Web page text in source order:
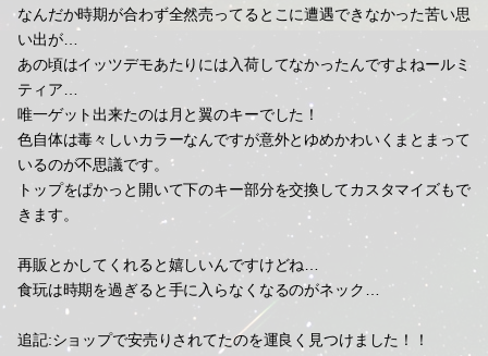
なんだか時期が合わず全然売ってるとこに遭遇できなかった苦い思
い出が…
あの頃はイッツデモあたりには入荷してなかったんですよねールミ
ティア…
唯一ゲット出来たのは月と翼のキーでした！
色自体は毒々しいカラーなんですが意外とゆめかわいくまとまって
いるのが不思議です。
トップをぱかっと開いて下のキー部分を交換してカスタマイズもで
きます。
再販とかしてくれると嬉しいんですけどね…
食玩は時期を過ぎると手に入らなくなるのがネック…
追記:ショップで安売りされてたのを運良く見つけました！！